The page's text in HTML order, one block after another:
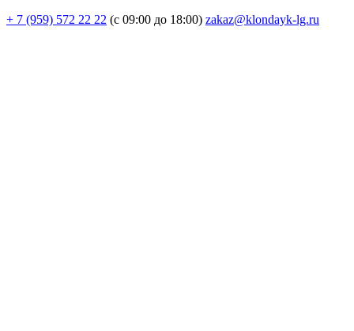
+ 7 (959) 572 22 22 (с 09:00 до 18:00) zakaz@klondayk-lg.ru